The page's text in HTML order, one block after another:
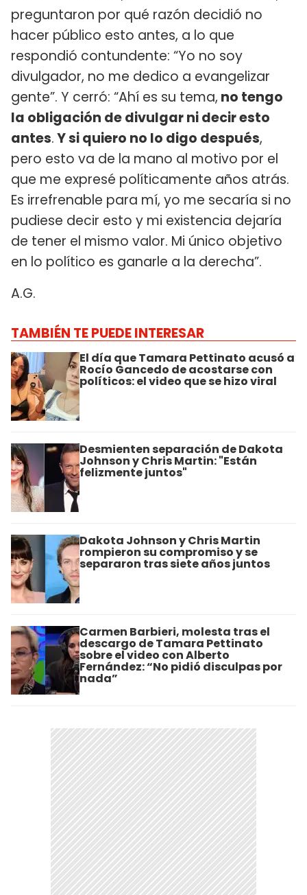
preguntaron por qué razón decidió no
hacer público esto antes, a lo que
respondió contundente: “Yo no soy
divulgador, no me dedico a evangelizar
gente”. Y cerró: “Ahí es su tema, no tengo
la obligación de divulgar ni decir esto
antes.Y si quiero no lo digo después,
pero esto va de la mano al motivo por el
que me expresé políticamente años atrás.
Es irrefrenable para mí, yo me secaría si no
pudiese decir esto y mi existencia dejaría
de tener el mismo valor. Mi único objetivo
en lo político es ganarle a la derecha”.
A.G.
TAMBIÉN TE PUEDE INTERESAR
El día que Tamara Pettinato acusó a
Rocío Gancedo de acostarse con
políticos: el video que se hizo viral
Desmienten separación de Dakota
Johnson y Chris Martin: "Están
felizmente juntos"
Dakota Johnson y Chris Martin
rompieron su compromiso y se
separaron tras siete años juntos
Carmen Barbieri, molesta tras el
descargo de Tamara Pettinato
sobre el video con Alberto
Fernández: “No pidió disculpas por
nada”